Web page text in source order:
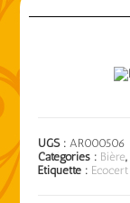
UGS :AR000506
Catégories : Bière,
Étiquette : Ecocert